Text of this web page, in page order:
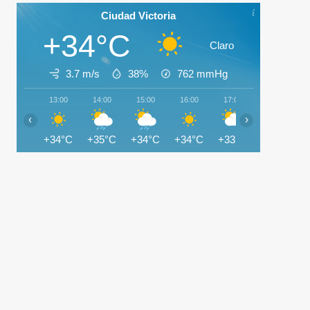
Ciudad Victoria
+34°C Claro
3.7 m/s 38% 762 mmHg
13:00
+34°C
14:00
+35°C
15:00
+34°C
16:00
+34°C
17:00
+33°C
‹ ›